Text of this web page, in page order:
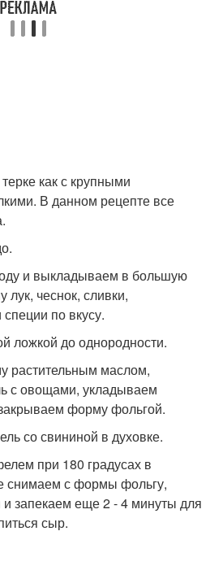
как с крупными
В данном рецепте все
и выкладываем в большую
чеснок, сливки,
по вкусу.
ложкой до однородности.
растительным маслом,
с овощами, укладываем
форму фольгой.
со свининой в духовке.
при 180 градусах в
снимаем с формы фольгу,
запекаем еще 2 - 4 минуты для
сыр.